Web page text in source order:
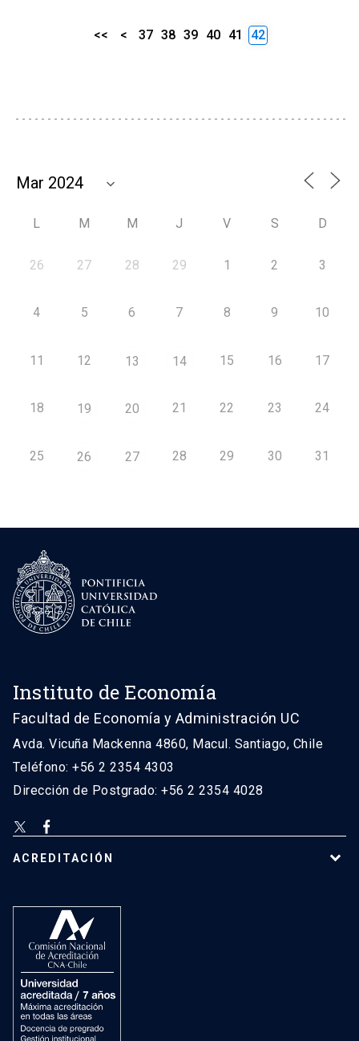
<< < 37 38 39 40 41 42
L M M J V S D
26 27 28 29 1 2 3
4 5 6 7 8 9 10
11 12 13 14 15 16 17
18 19 20 21 22 23 24
25 26 27 28 29 30 31
Instituto de Economía
Facultad de Economía y Administración UC
Avda. Vicuña Mackenna 4860, Macul. Santiago, Chile
Teléfono: +56 2 2354 4303
Dirección de Postgrado: +56 2 2354 4028
ACREDITACIÓN